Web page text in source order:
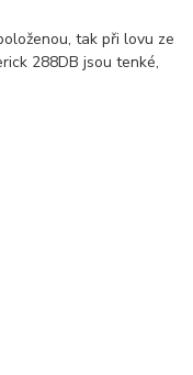
tak při lovu ze
288DB jsou tenké,